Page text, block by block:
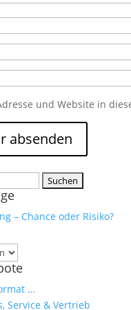
und Website in
– Chance oder Risiko?
…
Service & Vertrieb